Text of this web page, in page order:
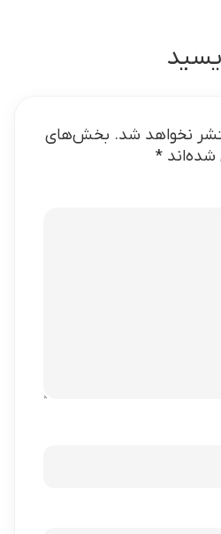
نخواهد شد. بخش‌های
شده‌اند *